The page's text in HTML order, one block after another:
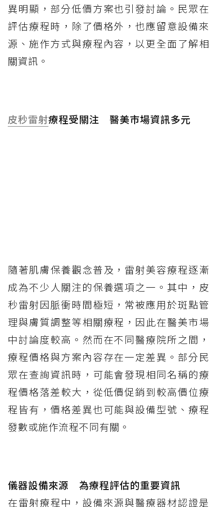
異明顯，部分低價方案也引發討論。民眾在
評估療程時，除了價格外，也應留意設備來
源、施作方式與療程內容，以更全面了解相
關資訊。
皮秒雷射療程受關注 醫美市場資訊多元
隨著肌膚保養觀念普及，雷射美容療程逐漸
成為不少人關注的保養選項之一。其中，皮
秒雷射因脈衝時間極短，常被應用於斑點管
理與膚質調整等相關療程，因此在醫美市場
中討論度較高。然而在不同醫療院所之間，
療程價格與方案內容存在一定差異。部分民
眾在查詢資訊時，可能會發現相同名稱的療
程價格落差較大，從低價促銷到較高價位療
程皆有，價格差異也可能與設備型號、療程
發數或施作流程不同有關。
儀器設備來源 為療程評估的重要資訊
在雷射療程中，設備來源與醫療器材認證是